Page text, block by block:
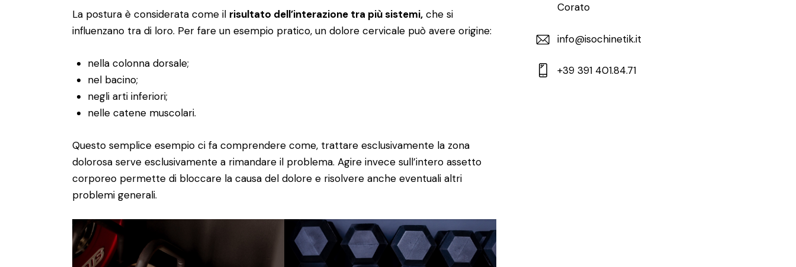
La postura è considerata come il risultato dell’interazione tra più sistemi, che si
influenzano tra di loro. Per fare un esempio pratico, un dolore cervicale può avere origine:
nella colonna dorsale;
nel bacino;
negli arti inferiori;
nelle catene muscolari.
Questo semplice esempio ci fa comprendere come, trattare esclusivamente la zona
dolorosa serve esclusivamente a rimandare il problema. Agire invece sull’intero assetto
corporeo permette di bloccare la causa del dolore e risolvere anche eventuali altri
problemi generali.
Corato
info@isochinetik.it
+39 391 401.84.71